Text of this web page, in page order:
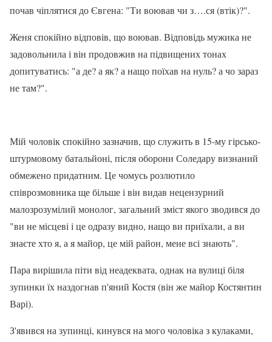
почав чіплятися до Євгена: "Ти воював чи з….ся (втік)?".
Женя спокійно відповів, що воював. Відповідь мужика не
задовольнила і він продовжив на підвищених тонах
допитуватись: "а де? а як? а нащо поїхав на нуль? а чо зараз
не там?".
Мій чоловік спокійно зазначив, що служить в 15-му гірсько-
штурмовому батальйоні, після оборони Соледару визнаний
обмежено придатним. Це чомусь розлютило
співрозмовника ще більше і він видав нецензурний
малозрозумілий монолог, загальний зміст якого зводився до
"ви не місцеві і це одразу видно, нащо ви приїхали, а ви
знаєте хто я, а я майор, це мій район, мене всі знають".
Пара вирішила піти від неадеквата, однак на вулиці біля
зупинки їх наздогнав п'яний Костя (він же майор Костянтин
Варі).
З'явився на зупинці, кинувся на мого чоловіка з кулаками,